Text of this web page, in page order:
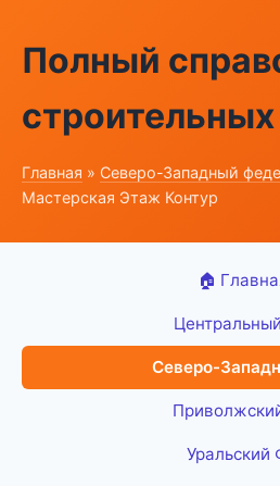
Полный
Главная » Северо-Западный
Мастерская Этаж Контур
🏠
Северо-
Уральский